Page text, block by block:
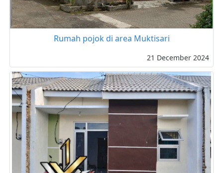
Rumah pojok di area Muktisari
21 December 2024